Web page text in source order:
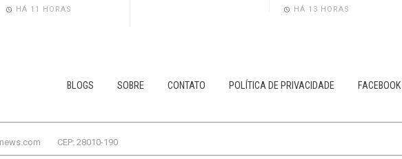
HÁ 11 HORAS HÁ 13 HORAS
BLOGS SOBRE CONTATO POLÍTICA DE PRIVACIDADE FACEBOOK
CEP: 28010-190